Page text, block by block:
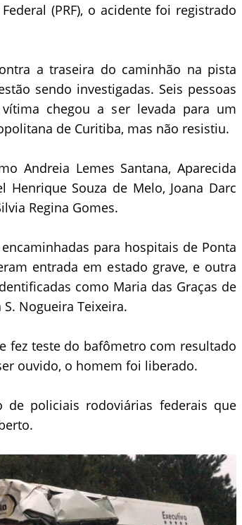
(PRF), o acidente foi registrado
a traseira do caminhão na pista
sendo investigadas. Seis pessoas
chegou a ser levada para um
de Curitiba, mas não resistiu.
Andreia Lemes Santana, Aparecida
Henrique Souza de Melo, Joana Darc
Regina Gomes.
para hospitais de Ponta
entrada em estado grave, e outra
como Maria das Graças de
Nogueira Teixeira.
fez teste do bafômetro com resultado
ouvido, o homem foi liberado.
policiais rodoviárias federais que